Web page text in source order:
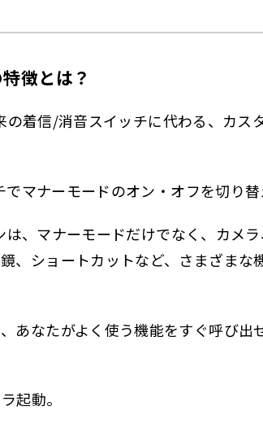
徴とは？
着信/消音スイッチに代わる、カス
マナーモードのオン・オフを切り替
、マナーモードだけでなく、カメ
、ショートカットなど、さまざまな
あなたがよく使う機能をすぐ呼び出
起動。